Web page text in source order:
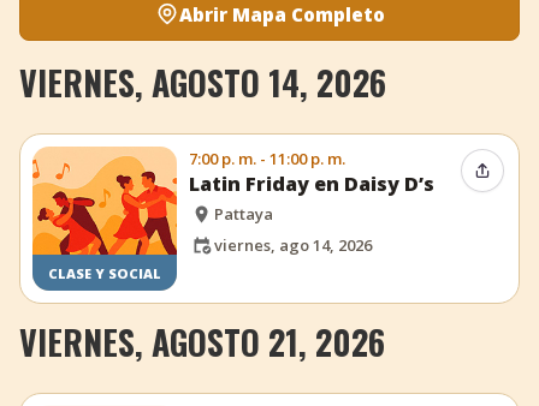
Abrir Mapa Completo
VIERNES, AGOSTO 14, 2026
CLASE Y SOCIAL
7:00 p. m. - 11:00 p. m.
Latin Friday en Daisy D’s
Pattaya
viernes, ago 14, 2026
VIERNES, AGOSTO 21, 2026